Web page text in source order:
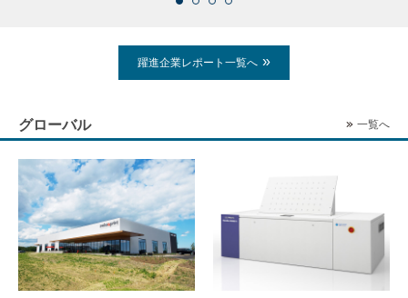
躍進企業レポート一覧へ
グローバル 一覧へ